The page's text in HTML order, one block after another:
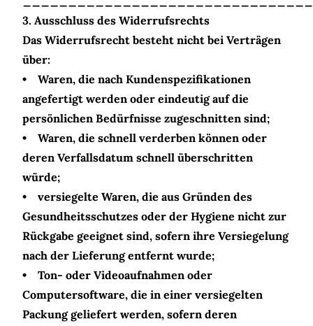
3. Ausschluss des Widerrufsrechts
Das Widerrufsrecht besteht nicht bei Verträgen
über:
• Waren, die nach Kundenspezifikationen
angefertigt werden oder eindeutig auf die
persönlichen Bedürfnisse zugeschnitten sind;
• Waren, die schnell verderben können oder
deren Verfallsdatum schnell überschritten
würde;
• versiegelte Waren, die aus Gründen des
Gesundheitsschutzes oder der Hygiene nicht zur
Rückgabe geeignet sind, sofern ihre Versiegelung
nach der Lieferung entfernt wurde;
• Ton- oder Videoaufnahmen oder
Computersoftware, die in einer versiegelten
Packung geliefert werden, sofern deren